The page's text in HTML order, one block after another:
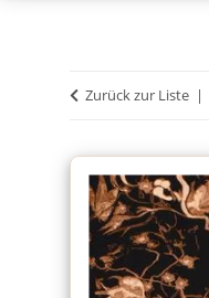
Zurück zur Liste